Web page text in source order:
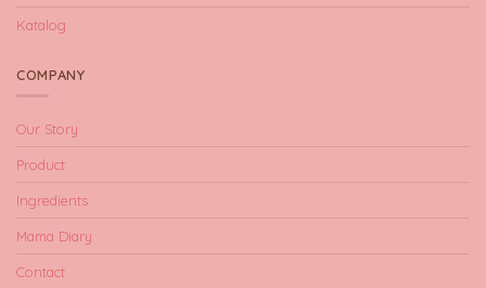
Katalog
COMPANY
Our Story
Product
Ingredients
Mama Diary
Contact